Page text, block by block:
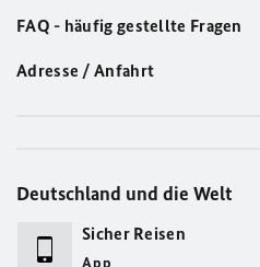
FAQ - häufig gestellte Fragen
Adresse / Anfahrt
Deutschland und die Welt
Sicher Reisen
App